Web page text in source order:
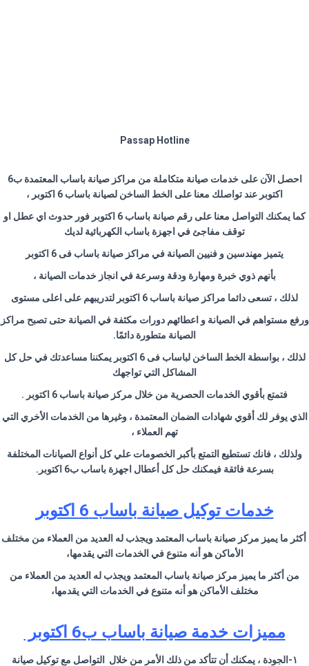
Passap Hotline
احصل الآن على خدمات صيانة متكاملة من مراكز صيانة باساب المعتمدة ب6
اكتوبر عند تواصلك معنا على الخط الساخن لصيانة باساب 6 اكتوبر ،
كما يمكنك التواصل معنا على رقم صيانة باساب 6 اكتوبر فور حدوث اي عطل او
توقف مفاجئ في اجهزة باساب الكهربائية لديك
يتميز مهندسين و فنيين الصيانة في مراكز صيانة باساب فى 6 اكتوبر
بأنهم ذوي خبرة ومهارة ودقة وسرعة في انجاز خدمات الصيانة ،
لذلك ، تسعى دائما مراكز صيانة باساب 6 اكتوبر لتدريبهم على اعلى مستوى
ورفع مستواهم في الصيانة و اعطائهم دورات مكثفة في الصيانة حتى تصبح مراكز
الصيانة متطورة دائمًا.
لذلك ، بواسطة الخط الساخن لباساب فى 6 اكتوبر يمكننا مساعدتك في حل كل
المشاكل التي تواجهك
فتمتع بأقوي الخدمات الحصرية من خلال مركز صيانة باساب 6 اكتوبر .
الذي يوفر لك أقوي شهادات الضمان المعتمدة ، وغيرها من الخدمات الأخري التي
تهم العملاء ،
ولذلك ، فانك تستطيع التمتع بأكبر الخصومات علي كل أنواع الصيانات المختلفة
بسرعة فائقة فيمكنك حل كل أعطال اجهزة باساب ب6 اكتوبر.
خدمات توكيل صيانة باساب 6 اكتوبر
أكثر ما يميز مركز صيانة باساب المعتمد ويجذب له العديد من العملاء من مختلف
الأماكن هو أنه متنوع في الخدمات التي يقدمها،
من أكثر ما يميز مركز صيانة باساب المعتمد ويجذب له العديد من العملاء من
مختلف الأماكن هو أنه متنوع في الخدمات التي يقدمها،
مميزات خدمة صيانة باساب ب6 اكتوبر
١-الجودة ، يمكنك أن تتأكد من ذلك الأمر من خلال التواصل مع توكيل صيانة